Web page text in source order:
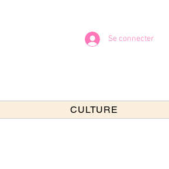
Se connecter
CULTURE